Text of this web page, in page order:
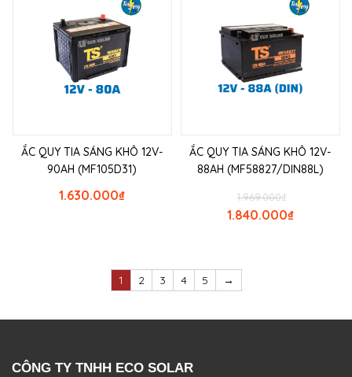
ẮC QUY TIA SÁNG KHÔ 12V-
90AH (MF105D31)
₫
1.630.000
ẮC QUY TIA SÁNG KHÔ 12V-
88AH (MF58827/DIN88L)
₫
1.969.000
₫
1.840.000
1 2 3 4 5 →
CÔNG TY TNHH ECO SOLAR